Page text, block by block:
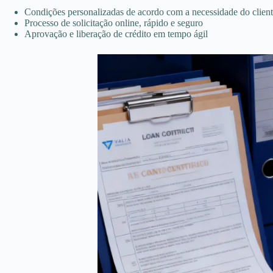
Condições personalizadas de acordo com a necessidade do
Processo de solicitação online, rápido e seguro
Aprovação e liberação de crédito em tempo ágil